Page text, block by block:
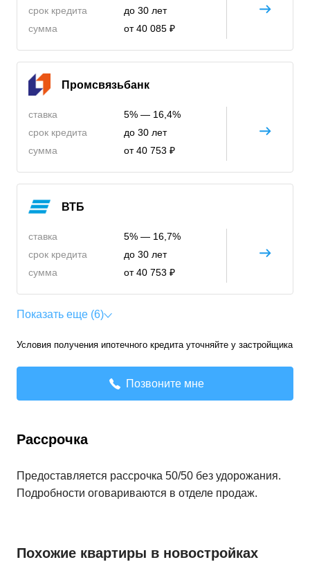
срок кредита
сумма
до 30 лет
от 40 085 ₽
Промсвязьбанк
ставка
срок кредита
сумма
5% — 16,4%
до 30 лет
от 40 753 ₽
ВТБ
ставка
срок кредита
сумма
5% — 16,7%
до 30 лет
от 40 753 ₽
Показать еще (6)
Условия получения ипотечного кредита уточняйте у застройщика
Позвоните мне
Рассрочка
Предоставляется рассрочка 50/50 без удорожания.
Подробности оговариваются в отделе продаж.
Похожие квартиры в новостройках